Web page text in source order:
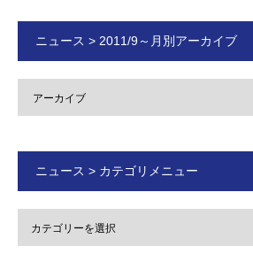
ニュース > 2011/9～月別アーカイブ
ニュース > カテゴリメニュー